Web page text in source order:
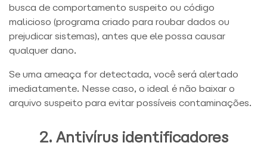
busca de comportamento suspeito ou código
malicioso (programa criado para roubar dados ou
prejudicar sistemas), antes que ele possa causar
qualquer dano.
Se uma ameaça for detectada, você será alertado
imediatamente. Nesse caso, o ideal é não baixar o
arquivo suspeito para evitar possíveis contaminações.
2. Antivírus identificadores